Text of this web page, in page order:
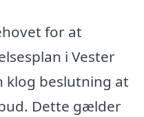
for at
i Vester
klog beslutning at
Dette gælder